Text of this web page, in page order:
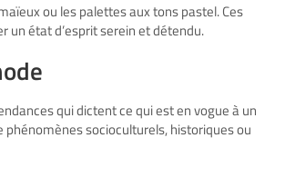
ou les palettes aux tons pastel. Ces
état d’esprit serein et détendu.
qui dictent ce qui est en vogue à un
socioculturels, historiques ou